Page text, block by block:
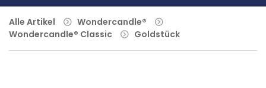
Alle Artikel
Wondercandle®
Wondercandle® Classic
Goldstück